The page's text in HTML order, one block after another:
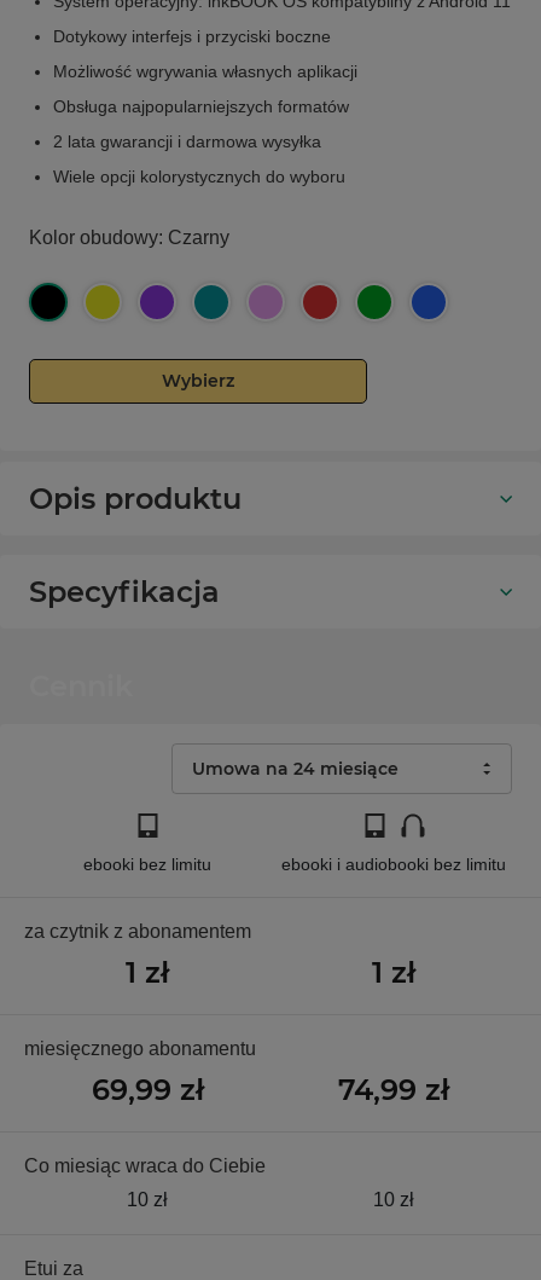
Dotykowy interfejs i przyciski boczne
Możliwość wgrywania własnych aplikacji
Obsługa najpopularniejszych formatów
2 lata gwarancji i darmowa wysyłka
Wiele opcji kolorystycznych do wyboru
Kolor obudowy: Czarny
Wybierz
Opis produktu
Specyfikacja
Umowa na 24 miesiące
ebooki bez limitu ebooki i audiobooki bez limitu
za czytnik z abonamentem
1 zł 1 zł
miesięcznego abonamentu
69,99 zł 74,99 zł
Co miesiąc wraca do Ciebie
10 zł
10 zł
Etui za